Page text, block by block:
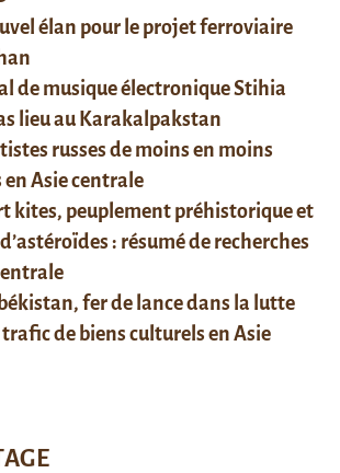
élan pour le projet ferroviaire
de musique électronique Stihia
lieu au Karakalpakstan
russes de moins en moins
en Asie centrale
kites, peuplement préhistorique et
: résumé de recherches
fer de lance dans la lutte
de biens culturels en Asie